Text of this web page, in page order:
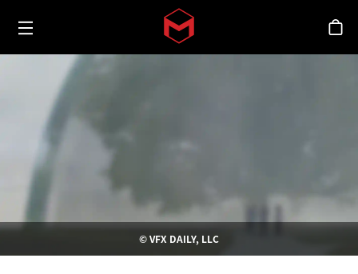
Skip to main content
Toggle menu
シ
© VFX DAILY, LLC